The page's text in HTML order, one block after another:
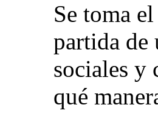
Se toma
partida de
sociales y
qué